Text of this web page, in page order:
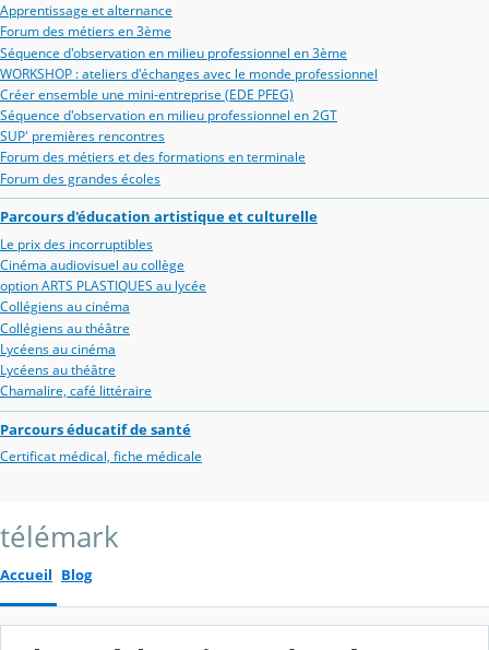
Apprentissage et alternance
Forum des métiers en 3ème
Séquence d'observation en milieu professionnel en 3ème
WORKSHOP : ateliers d'échanges avec le monde professionnel
Créer ensemble une mini-entreprise (EDE PFEG)
Séquence d'observation en milieu professionnel en 2GT
SUP' premières rencontres
Forum des métiers et des formations en terminale
Forum des grandes écoles
Parcours d'éducation artistique et culturelle
Le prix des incorruptibles
Cinéma audiovisuel au collège
option ARTS PLASTIQUES au lycée
Collégiens au cinéma
Collégiens au théâtre
Lycéens au cinéma
Lycéens au théâtre
Chamalire, café littéraire
Parcours éducatif de santé
Certificat médical, fiche médicale
télémark
Accueil Blog